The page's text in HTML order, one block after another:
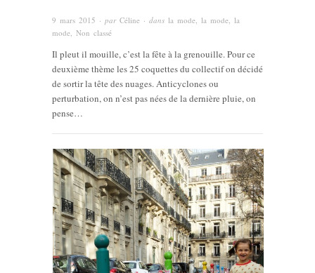
9 mars 2015 · par Céline · dans la mode, la mode, la
mode Non classé
Il pleut il mouille, c’est la fête à la grenouille. Pour ce
deuxième thème les 25 coquettes du collectif on décidé
de sortir la tête des nuages. Anticyclones ou
perturbation, on n’est pas nées de la dernière pluie, on
pense…